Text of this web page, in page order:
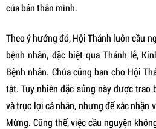
của bản thân mình.
Theo ý hướng đó, Hội Thánh luôn cầu
bệnh nhân, đặc biệt qua Thánh lễ,
Bệnh nhân. Chúa cũng ban cho Hội
tật. Tuy nhiên đặc sủng này được trao
và trục lợi cá nhân, nhưng để xác nhận
Mừng. Cũng thế, việc cầu nguyện